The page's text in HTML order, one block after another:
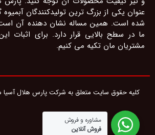
عنوان یکی از بزرگ ترین تولیدکنندگان
شده است. همین مساله نشان دهنده آن
ما در سطح بالایی قرار دارد. برای اثبات
مشتریان مان تکیه می کنیم.
کلیه حقوق سایت متعلق به شرکت پارس هلال آسیا
مشاوره و فروش
فروش آنلاین